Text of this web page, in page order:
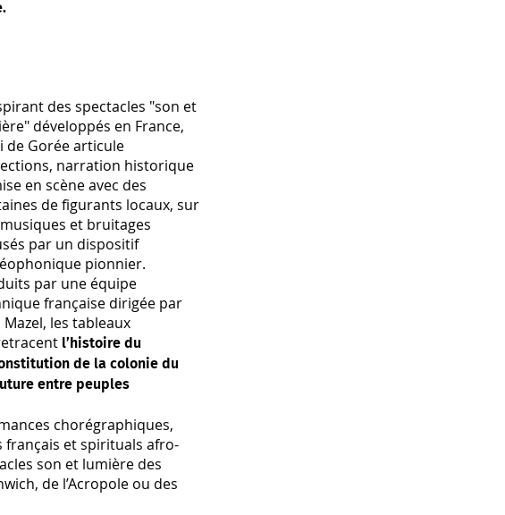
des spectacles "son et
développés en France,
de Gorée articule
narration historique
en scène avec des
de figurants locaux, sur
et bruitages
par un dispositif
pionnier.
par une équipe
française dirigée par
Mazel, les tableaux
l’histoire du
de la colonie du
entre peuples
chorégraphiques,
français et spirituals afro-
son et lumière des
de l’Acropole ou des